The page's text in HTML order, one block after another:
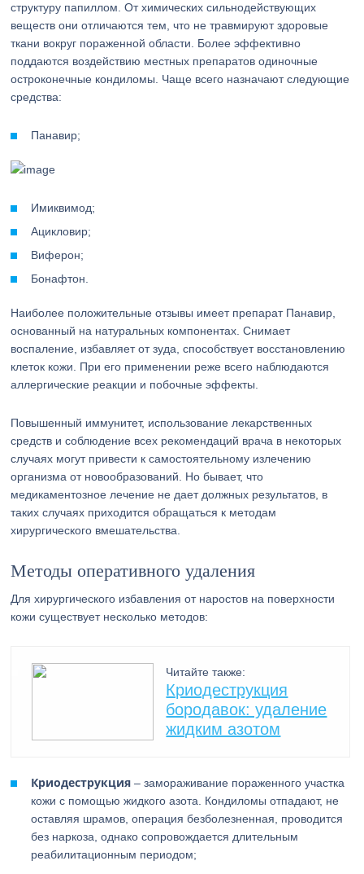
структуру папиллом. От химических сильнодействующих
веществ они отличаются тем, что не травмируют здоровые
ткани вокруг пораженной области. Более эффективно
поддаются воздействию местных препаратов одиночные
остроконечные кондиломы. Чаще всего назначают следующие
средства:
Панавир;
Имиквимод;
Ацикловир;
Виферон;
Бонафтон.
Наиболее положительные отзывы имеет препарат Панавир,
основанный на натуральных компонентах. Снимает
воспаление, избавляет от зуда, способствует восстановлению
клеток кожи. При его применении реже всего наблюдаются
аллергические реакции и побочные эффекты.
Повышенный иммунитет, использование лекарственных
средств и соблюдение всех рекомендаций врача в некоторых
случаях могут привести к самостоятельному излечению
организма от новообразований. Но бывает, что
медикаментозное лечение не дает должных результатов, в
таких случаях приходится обращаться к методам
хирургического вмешательства.
Методы оперативного удаления
Для хирургического избавления от наростов на поверхности
кожи существует несколько методов:
Читайте также:
Криодеструкция
бородавок: удаление
жидким азотом
Криодеструкция– замораживание пораженного участка
кожи с помощью жидкого азота. Кондиломы отпадают, не
оставляя шрамов, операция безболезненная, проводится
без наркоза, однако сопровождается длительным
реабилитационным периодом;